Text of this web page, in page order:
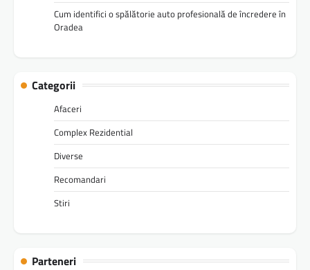
Cum identifici o spălătorie auto profesională de încredere în
Oradea
Categorii
Afaceri
Complex Rezidential
Diverse
Recomandari
Stiri
Parteneri